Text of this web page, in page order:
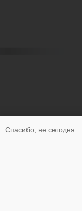
Спасибо, не сегодня.